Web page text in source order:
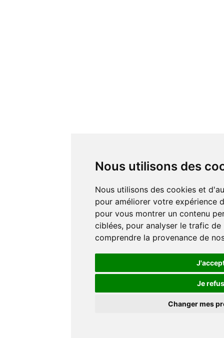
Nous utilisons des
Nous utilisons des cookies et d'autres technologies de suivi
pour améliorer votre expérience
pour vous montrer un contenu
ciblées, pour analyser le trafic
comprendre la provenance de
Je
Changer mes